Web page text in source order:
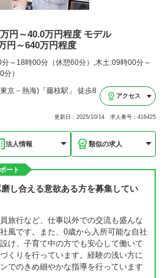
万円～40.0万円程度 モデル
円～640万円程度
～18時00分（休憩60分）,木土:09時00分～
）
京－熱海)「藤枝駅」 徒歩8
アクセス
更新日：2025/10/14 求人番号：416425
法人情報 類似の求人
ート
し合える意欲ある方を募集してい
旅行など、仕事以外での交流も盛んな
風です。また、0歳から入所可能な自社
け、子育て中の方でも安心して働いて
くりを行っています。経験の浅い方に
でのきめ細やかな指導を行っています